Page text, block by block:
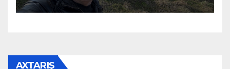
AXTARIŞ